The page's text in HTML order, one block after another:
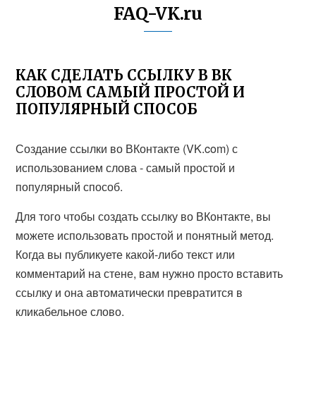
FAQ-VK.ru
КАК СДЕЛАТЬ ССЫЛКУ В ВК
СЛОВОМ САМЫЙ ПРОСТОЙ И
ПОПУЛЯРНЫЙ СПОСОБ
Создание ссылки во ВКонтакте (VK.com) с
использованием слова - самый простой и
популярный способ.
Для того чтобы создать ссылку во ВКонтакте, вы
можете использовать простой и понятный метод.
Когда вы публикуете какой-либо текст или
комментарий на стене, вам нужно просто вставить
ссылку и она автоматически превратится в
кликабельное слово.